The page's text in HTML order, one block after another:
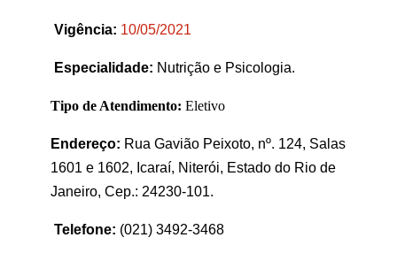
Vigência: 10/05/2021
Especialidade: Nutrição e Psicologia.
Tipo de Atendimento: Eletivo
Endereço: Rua Gavião Peixoto, nº. 124, Salas
1601 e 1602, Icaraí, Niterói, Estado do Rio de
Janeiro, Cep.: 24230-101.
Telefone: (021) 3492-3468